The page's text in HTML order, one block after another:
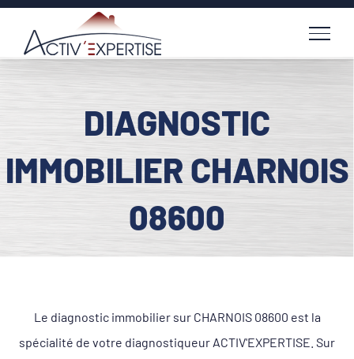
Passer
contenu
DIAGNOSTIC
IMMOBILIER CHARNOIS
08600
Le diagnostic immobilier sur CHARNOIS 08600 est la
spécialité de votre diagnostiqueur ACTIV'EXPERTISE. Sur